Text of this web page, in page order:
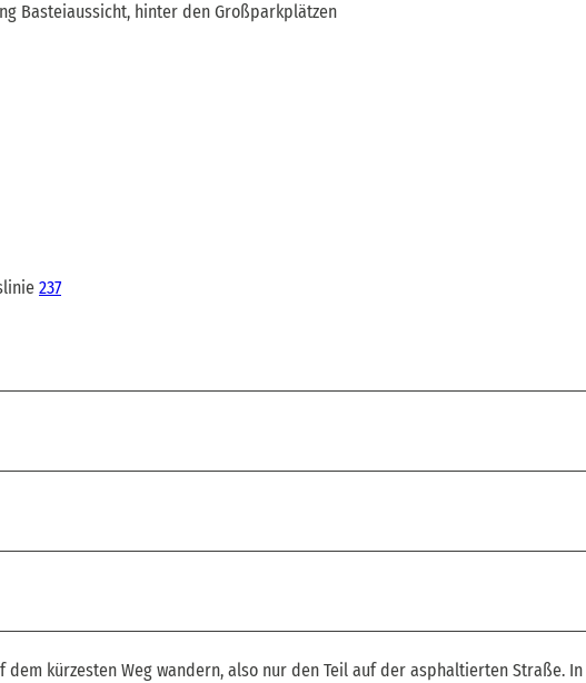
Basteiaussicht, hinter den Großparkplätzen
237
kürzesten Weg wandern, also nur den Teil auf der asphaltierten Straße.